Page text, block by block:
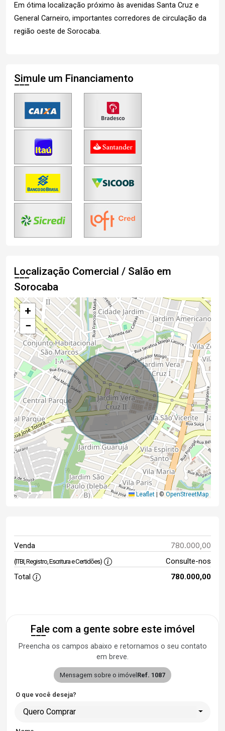
Em ótima localização próximo às avenidas Santa Cruz e
General Carneiro, importantes corredores de circulação da
região oeste de Sorocaba.
Simule um Financiamento
Localização Comercial / Salão em
Sorocaba
+
−
Leaflet | © OpenStreetMap
Venda 780.000,00
(ITBI, Registro, Escritura e Certidões)
Consulte-nos
Total
780.000,00
Fale com a gente sobre este imóvel
Preencha os campos abaixo e retornamos o seu contato
em breve.
Mensagem sobre o imóvelRef. 1087
O que você deseja?
Quero Comprar